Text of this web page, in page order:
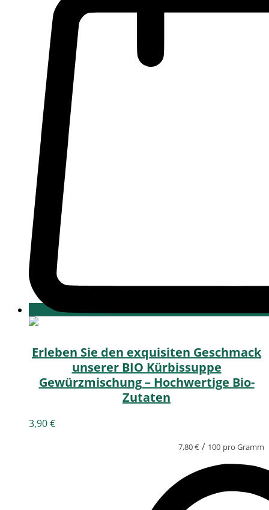
Erleben Sie den exquisiten Geschmack
unserer BIO Kürbissuppe
Gewürzmischung – Hochwertige Bio-
Zutaten
3,90€
7,80€ / 100 pro Gramm